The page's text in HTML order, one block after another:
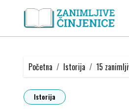
Početna Istorija 15
Istorija